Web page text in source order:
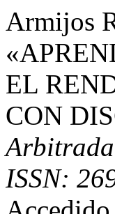
Armijos
EL
CON
ISSN: